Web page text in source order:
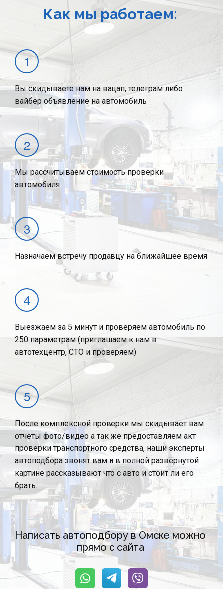
Как мы работаем:
Вы скидываете нам на вацап, телеграм либо
вайбер объявление на автомобиль
Мы рассчитываем стоимость проверки
автомобиля
Назначаем встречу продавцу на ближайшее время
Выезжаем за 5 минут и проверяем автомобиль по
250 параметрам (приглашаем к нам в
автотехцентр, СТО и проверяем)
После комплексной проверки мы скидывает вам
отчёты фото/видео а так же предоставляем акт
проверки транспортного средства, наши эксперты
автоподбора звонят вам и в полной развёрнутой
картине рассказывают что с авто и стоит ли его
брать.
Написать автоподбору в Омске можно
прямо с сайта